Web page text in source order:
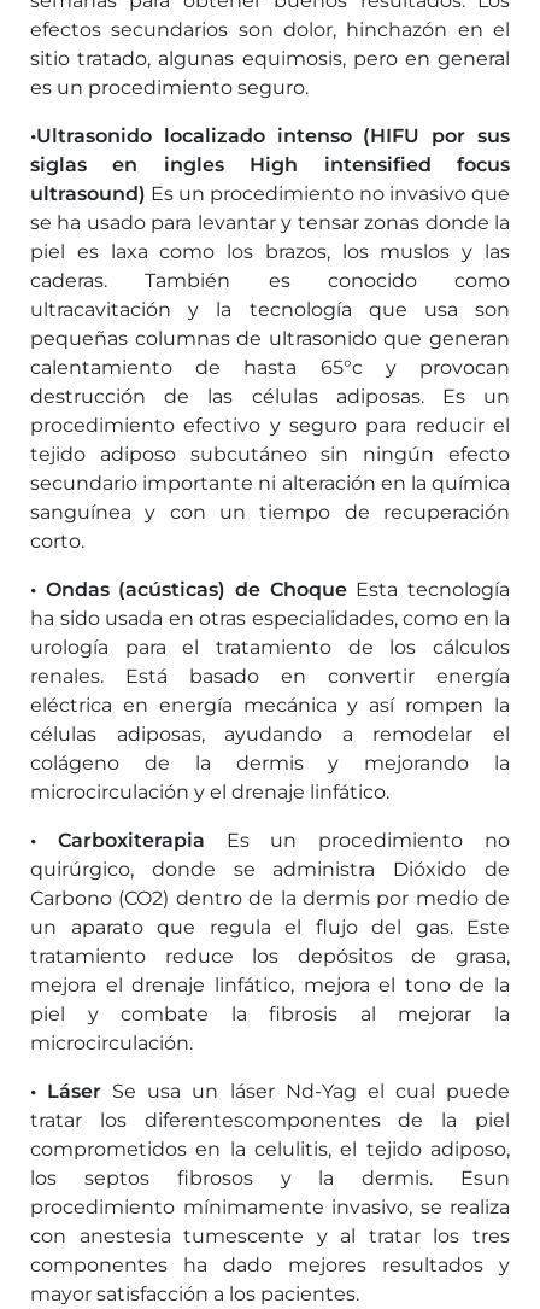
efectos secundarios son dolor, hinchazón en el
sitio tratado, algunas equimosis, pero en general
es un procedimiento seguro.
•Ultrasonido localizado intenso (HIFU por sus
siglasen ingles High intensified focus
ultrasound) Es un procedimiento no invasivo que
se ha usado para levantar y tensar zonas donde la
piel es laxa como los brazos, los muslos y las
caderas. También es conocido como
ultracavitación y la tecnología que usa son
pequeñas columnas de ultrasonido que generan
calentamiento de hasta 65°c y provocan
destrucción de las células adiposas. Es un
procedimiento efectivo y seguro para reducir el
tejido adiposo subcutáneo sin ningún efecto
secundario importante ni alteración en la química
sanguínea y con un tiempo de recuperación
corto.
• Ondas (acústicas) de ChoqueEsta tecnología
ha sido usada en otras especialidades, como en la
urología para el tratamiento de los cálculos
renales. Está basado en convertir energía
eléctrica en energía mecánica y así rompen la
células adiposas, ayudando a remodelar el
colágeno de la dermis y mejorando la
microcirculación y el drenaje linfático.
• Carboxiterapia Es un procedimiento no
quirúrgico, donde se administra Dióxido de
Carbono (CO2) dentro de la dermis por medio de
un aparato que regula el flujo del gas. Este
tratamiento reduce los depósitos de grasa,
mejora el drenaje linfático, mejora el tono de la
piel y combate la fibrosis al mejorar la
microcirculación.
• Láser Se usa un láser Nd-Yag el cual puede
tratar los diferentescomponentes de la piel
comprometidos en la celulitis, el tejido adiposo,
los septos fibrosos y la dermis. Esun
procedimiento mínimamente invasivo, se realiza
con anestesia tumescente y al tratar los tres
componentes ha dado mejores resultados y
mayor satisfacción a los pacientes.